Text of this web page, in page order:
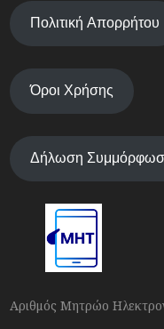
Πολιτική Απορρήτου
Όροι Χρήσης
Δήλωση
Αριθμός Μητρώο